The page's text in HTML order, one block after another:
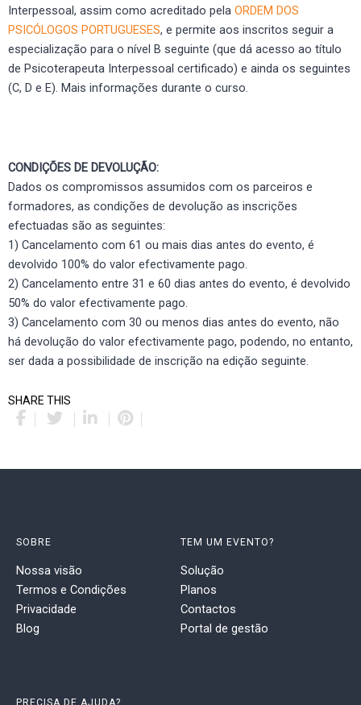
Interpessoal, assim como acreditado pela ORDEM DOS
PSICÓLOGOS PORTUGUESES, e permite aos inscritos seguir a
especialização para o nível B seguinte (que dá acesso ao título
de Psicoterapeuta Interpessoal certificado) e ainda os seguintes
(C, D e E). Mais informações durante o curso.
CONDIÇÕES DE DEVOLUÇÃO:
Dados os compromissos assumidos com os parceiros e
formadores, as condições de devolução as inscrições
efectuadas são as seguintes:
1) Cancelamento com 61 ou mais dias antes do evento, é
devolvido 100% do valor efectivamente pago.
2) Cancelamento entre 31 e 60 dias antes do evento, é devolvido
50% do valor efectivamente pago.
3) Cancelamento com 30 ou menos dias antes do evento, não
há devolução do valor efectivamente pago, podendo, no entanto,
ser dada a possibilidade de inscrição na edição seguinte.
SHARE THIS
SOBRE
Nossa visão
Termos e Condições
Privacidade
Blog
TEM UM EVENTO?
Solução
Planos
Contactos
Portal de gestão
PRECISA DE AJUDA?